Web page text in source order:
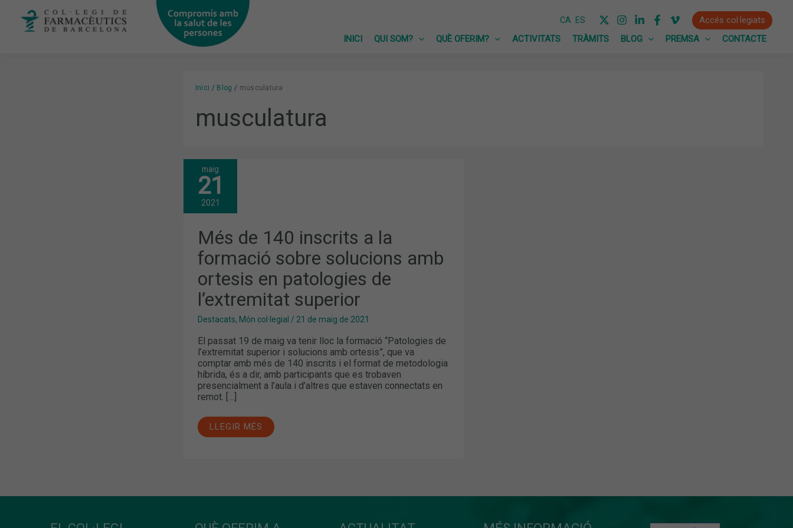
CA ES
Accés col·legiats
INICI
QUI SOM? QUÈ OFERIM? ACTIVITATS TRÀMITS BLOG PREMSA CONTACTE
Inici Blog musculatura
musculatura
maig
21
2021
Més de 140 inscrits a la
formació sobre solucions amb
ortesis en patologies de
l’extremitat superior
Destacats, Món col·legial / 21 de maig de 2021
El passat 19 de maig va tenir lloc la formació “Patologies de
l’extremitat superior i solucions amb ortesis”, que va
comptar amb més de 140 inscrits i el format de metodologia
híbrida, és a dir, amb participants que es trobaven
presencialment a l’aula i d’altres que estaven connectats en
remot. […]
MÉS
DE
140
INSCRITS
A
FORMACIÓ
SOBRE
SOLUCIONS
AMB
ORTESIS
EN
PATOLOGIES
L’EXTREMITAT
SUPERIOR
LLEGIR MÉS